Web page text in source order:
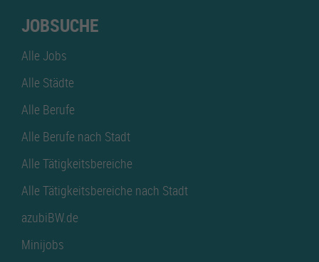
JOBSUCHE
Alle Jobs
Alle Städte
Alle Berufe
Alle Berufe nach Stadt
Alle Tätigkeitsbereiche
Alle Tätigkeitsbereiche nach Stadt
azubiBW.de
Minijobs